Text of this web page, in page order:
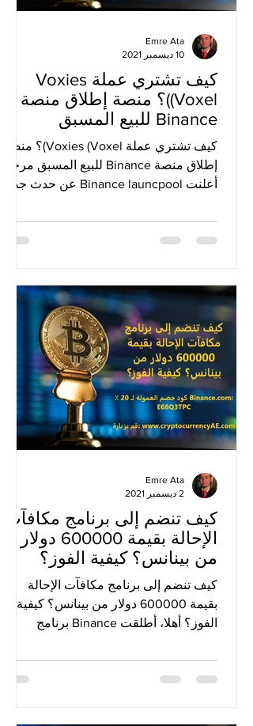
كيف تشتري عملة Voxies
(Voxel)؟ منصة إطلاق منصة
Binance للبيع المسبق
كيف تشتري عملة Voxies (Voxel)؟ منصة
إطلاق منصة Binance للبيع المسبق مرحبا،
أعلنت Binance launcpool عن حدث جديد
Emre Ata
10 ديسمبر 2021
كيف تنضم إلى برنامج مكافآت
الإحالة بقيمة 600000 دولار
من بينانس؟ كيفية الفوز؟
كيف تنضم إلى برنامج مكافآت الإحالة
بقيمة 600000 دولار من بينانس؟ كيفية
الفوز؟ أهلا، أطلقت Binance برنامج
Emre Ata
2 ديسمبر 2021